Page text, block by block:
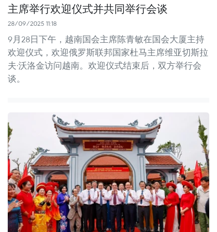
主席举行欢迎仪式并共同举行会谈
28/09/2025 11:18
9月28日下午，越南国会主席陈青敏在国会大厦主持
欢迎仪式，欢迎俄罗斯联邦国家杜马主席维亚切斯拉
夫·沃洛金访问越南。欢迎仪式结束后，双方举行会
谈。